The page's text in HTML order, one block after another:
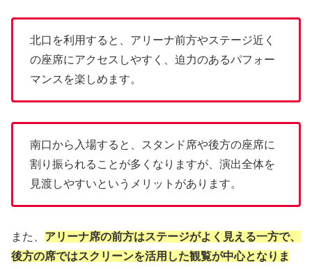
北口を利用すると、アリーナ前方やステージ近く
の座席にアクセスしやすく、迫力のあるパフォー
マンスを楽しめます。
南口から入場すると、スタンド席や後方の座席に
割り振られることが多くなりますが、演出全体を
見渡しやすいというメリットがあります。
また、 アリーナ席の前方はステージがよく見える一方で、
後方の席ではスクリーンを活用した観覧が中心となりま